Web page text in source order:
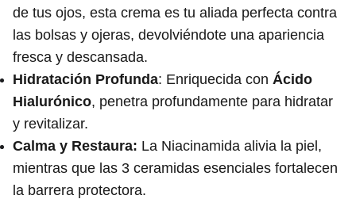
de tus ojos, esta crema es tu aliada perfecta contra
las bolsas y ojeras, devolviéndote una apariencia
fresca y descansada.
Hidratación Profunda: Enriquecida con Ácido
Hialurónico, penetra profundamente para hidratar
y revitalizar.
Calma y Restaura: La Niacinamida alivia la piel,
mientras que las 3 ceramidas esenciales fortalecen
la barrera protectora.